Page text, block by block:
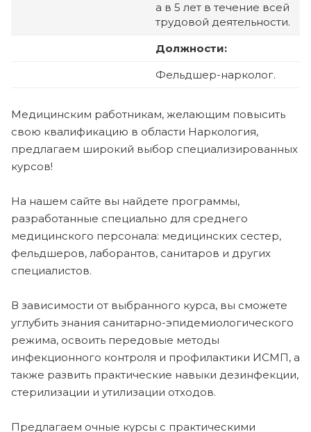
а в 5 лет в течение всей
трудовой деятельности.
Должности:
Фельдшер-нарколог.
Медицинским работникам, желающим повысить
свою квалификацию в области Наркология,
предлагаем широкий выбор специализированных
курсов!
На нашем сайте вы найдете программы,
разработанные специально для среднего
медицинского персонала: медицинских сестер,
фельдшеров, лаборантов, санитаров и других
специалистов.
В зависимости от выбранного курса, вы сможете
углубить знания санитарно-эпидемиологического
режима, освоить передовые методы
инфекционного контроля и профилактики ИСМП, а
также развить практические навыки дезинфекции,
стерилизации и утилизации отходов.
Предлагаем очные курсы с практическими